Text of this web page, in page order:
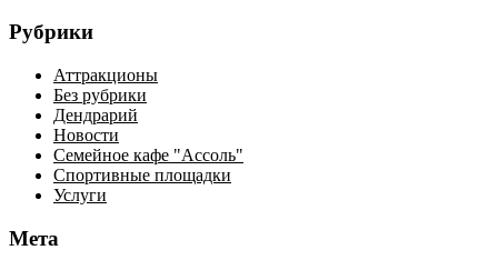
Рубрики
Аттракционы
Без рубрики
Дендрарий
Новости
Семейное кафе "Ассоль"
Спортивные площадки
Услуги
Мета